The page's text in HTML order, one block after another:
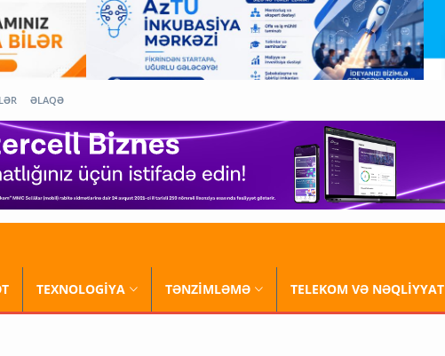
ƏLAQƏ
TEXNOLOGİYA TƏNZİMLƏMƏ TELEKOM VƏ NƏQLİYYAT